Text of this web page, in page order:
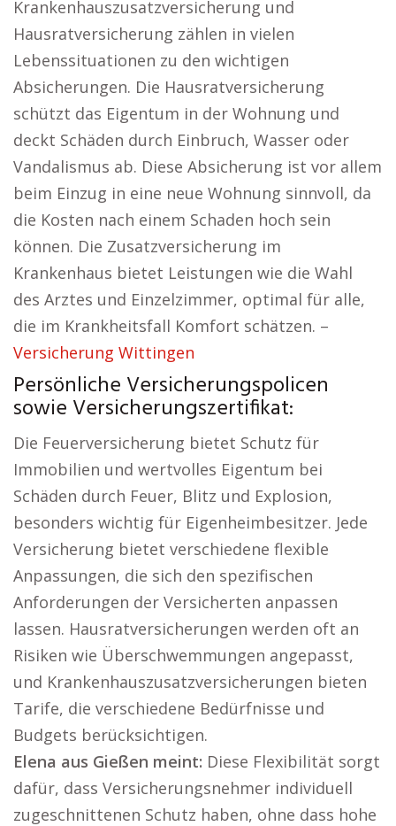
Krankenhauszusatzversicherung und
Hausratversicherung zählen in vielen
Lebenssituationen zu den wichtigen
Absicherungen. Die Hausratversicherung
schützt das Eigentum in der Wohnung und
deckt Schäden durch Einbruch, Wasser oder
Vandalismus ab. Diese Absicherung ist vor allem
beim Einzug in eine neue Wohnung sinnvoll, da
die Kosten nach einem Schaden hoch sein
können. Die Zusatzversicherung im
Krankenhaus bietet Leistungen wie die Wahl
des Arztes und Einzelzimmer, optimal für alle,
die im Krankheitsfall Komfort schätzen. –
Versicherung Wittingen
Persönliche Versicherungspolicen
sowie Versicherungszertifikat:
Die Feuerversicherung bietet Schutz für
Immobilien und wertvolles Eigentum bei
Schäden durch Feuer, Blitz und Explosion,
besonders wichtig für Eigenheimbesitzer. Jede
Versicherung bietet verschiedene flexible
Anpassungen, die sich den spezifischen
Anforderungen der Versicherten anpassen
lassen. Hausratversicherungen werden oft an
Risiken wie Überschwemmungen angepasst,
und Krankenhauszusatzversicherungen bieten
Tarife, die verschiedene Bedürfnisse und
Budgets berücksichtigen.
Elena aus Gießen meint: Diese Flexibilität sorgt
dafür, dass Versicherungsnehmer individuell
zugeschnittenen Schutz haben, ohne dass hohe